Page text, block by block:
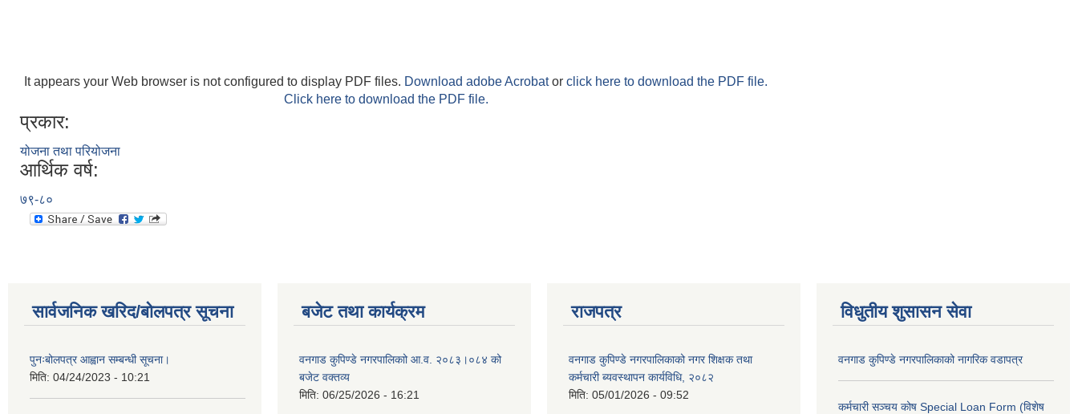
It appears your Web browser is not configured to display PDF files. Download adobe Acrobator click here to download the PDF file.
Click here to download the PDF file.
प्रकार:
योजना तथा परियोजना
आर्थिक वर्ष:
७९-८०
सार्वजनिक खरिद/बोलपत्र सूचना
पुनःबोलपत्र आह्वान सम्बन्धी सूचना।
मिति: 04/24/2023 - 10:21
बजेट तथा कार्यक्रम
वनगाड कुपिण्डे नगरपालिकाो आ.व. २०८३।०८४ को
बजेट वक्तव्य
मिति: 06/25/2026 - 16:21
राजपत्र
वनगाड कुपिण्डे नगरपालिकाको नगर शिक्षक तथा
कर्मचारी ब्यवस्थापन कार्यविधि, २०८२
मिति: 05/01/2026 - 09:52
विधुतीय शुसासन सेवा
वनगाड कुपिण्डे नगरपालिकाको नागरिक वडापत्र
कर्मचारी सञ्चय कोष Special Loan Form (विशेष